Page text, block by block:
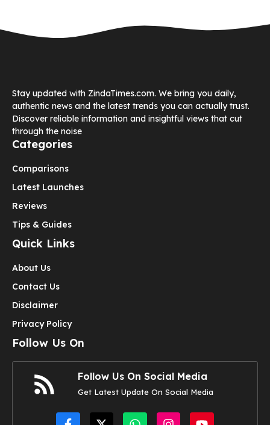
Stay updated with ZindaTimes.com. We bring you daily,
authentic news and the latest trends you can actually trust.
Discover reliable information and insightful views that cut
through the noise
Categories
Comparisons
Latest Launches
Reviews
Tips & Guides
Quick Links
About Us
Contact Us
Disclaimer
Privacy Policy
Follow Us On
Follow Us On Social Media
Get Latest Update On Social Media